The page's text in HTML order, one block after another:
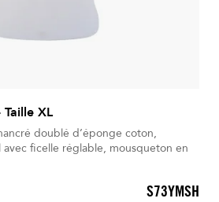
XL
doublé d’éponge coton,
ficelle réglable, mousqueton en
S73YMSH